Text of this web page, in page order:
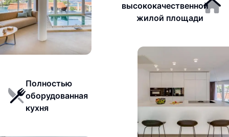
высококачественной
жилой площади
Полностью
оборудованная
кухня